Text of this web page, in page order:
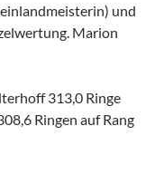
und
Marion
313,0 Ringe
Ringen auf Rang